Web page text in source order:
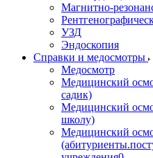
Магнитно-
УЗД
Эндоскопия
Справки и медосмотры
Медосмотр
Медицинский
садик)
Медицинский
школу)
Медицинский